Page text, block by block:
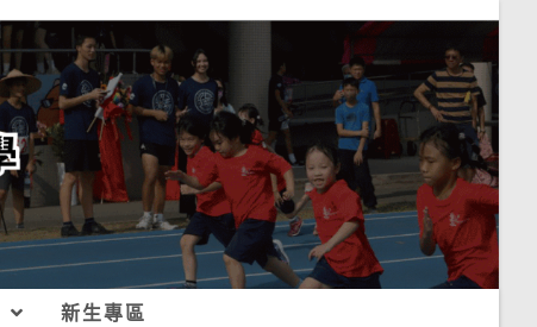
新生專區